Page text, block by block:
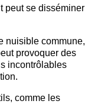
peut se disséminer
nuisible commune,
provoquer des
incontrôlables
comme les